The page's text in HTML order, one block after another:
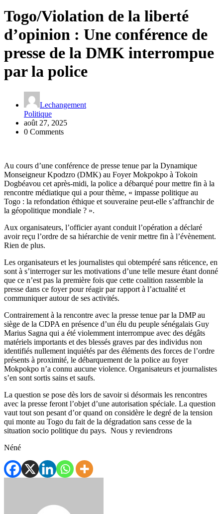
Togo/Violation de la liberté
d’opinion : Une conférence de
presse de la DMK interrompue
par la police
Lechangement
Politique
août 27, 2025
0 Comments
Au cours d’une conférence de presse tenue par la Dynamique
Monseigneur Kpodzro (DMK) au Foyer Mokpokpo à Tokoin
Dogbéavou cet après-midi, la police a débarqué pour mettre fin à la
rencontre médiatique qui a pour thème, « impasse politique au
Togo : la refondation éthique et souveraine peut-elle s’affranchir de
la géopolitique mondiale ? ».
Aux organisateurs, l’officier ayant conduit l’opération a déclaré
avoir reçu l’ordre de sa hiérarchie de venir mettre fin à l’évènement.
Rien de plus.
Les organisateurs et les journalistes qui obtempéré sans réticence, en
sont à s’interroger sur les motivations d’une telle mesure étant donné
que ce n’est pas la première fois que cette coalition rassemble la
presse dans ce foyer pour réagir par rapport à l’actualité et
communiquer autour de ses activités.
Contrairement à la rencontre avec la presse tenue par la DMP au
siège de la CDPA en présence d’un élu du peuple sénégalais Guy
Marius Sagna qui a été violemment interrompue avec des dégâts
matériels importants et des blessés graves par des individus non
identifiés nullement inquiétés par des éléments des forces de l’ordre
présents à proximité, le débarquement de la police au foyer
Mokpokpo n’a connu aucune violence. Organisateurs et journalistes
s’en sont sortis sains et saufs.
La question se pose dès lors de savoir si désormais les rencontres
avec la presse feront l’objet d’une autorisation spéciale. La question
vaut tout son pesant d’or quand on considère le degré de la tension
qui monte au Togo du fait de la dégradation sans cesse de la
situation socio politique du pays. Nous y reviendrons
Néné